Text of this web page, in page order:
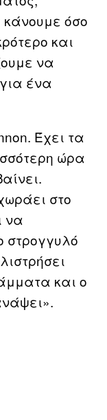
κάνουμε όσο
και
να
ένα
Έχει τα
ώρα
στο
να
στρογγυλό
και ο